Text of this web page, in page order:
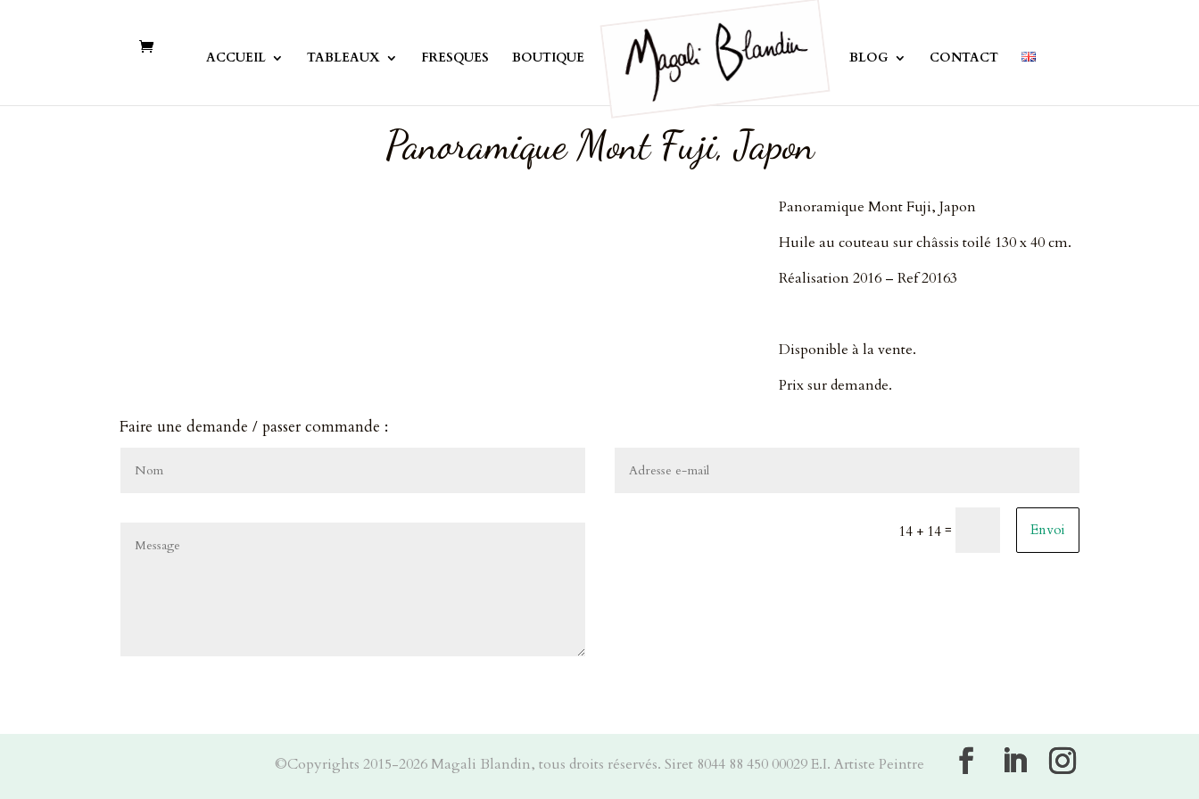
ACCUEIL TABLEAUX FRESQUES BOUTIQUE BLOG CONTACT
Panoramique Mont Fuji, Japon
Panoramique Mont Fuji, Japon
Huile au couteau sur châssis toilé 130 x 40 cm.
Réalisation 2016 – Ref 20163
Disponible à la vente.
Prix sur demande.
Faire une demande / passer commande :
14 + 14= Envoi
©Copyrights 2015-2026 Magali Blandin, tous droits réservés. Siret 8044 88 450 00029 E.I. Artiste Peintre